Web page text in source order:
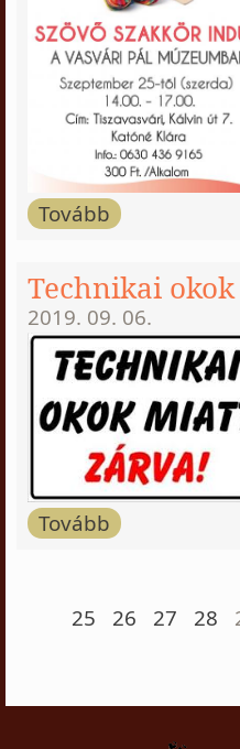
Tovább
Technikai
2019. 09. 06.
Tovább
25
26 27 28